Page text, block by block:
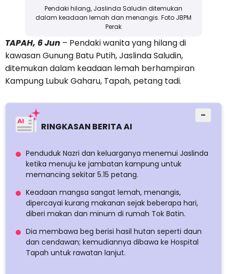
Pendaki hilang, Jaslinda Saludin ditemukan
dalam keadaan lemah dan menangis. Foto JBPM
Perak
TAPAH, 6 Jun – Pendaki wanita yang hilang di
kawasan Gunung Batu Putih, Jaslinda Saludin,
ditemukan dalam keadaan lemah berhampiran
Kampung Lubuk Gaharu, Tapah, petang tadi.
RINGKASAN BERITA AI
−
Penduduk Nazri dan keluarganya menemui Jaslinda
ketika menuju ke jambatan kampung untuk
memancing sekitar 5.15 petang.
Keadaan mangsa sangat lemah, menangis,
dipercayai kurang makanan sejak beberapa hari,
diberi makan dan minum di rumah Tok Batin.
Dia membawa beg berisi hasil hutan seperti daun
dan cendawan; kemudiannya dibawa ke Hospital
Tapah untuk rawatan lanjut.